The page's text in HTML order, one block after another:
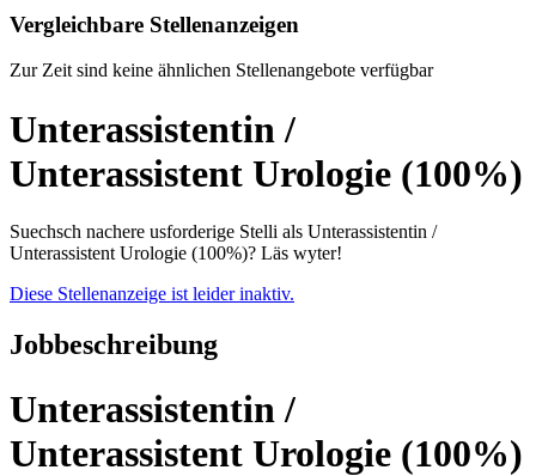
Vergleichbare Stellenanzeigen
Zur Zeit sind keine ähnlichen Stellenangebote verfügbar
Unterassistentin /
Unterassistent Urologie (100%)
Suechsch nachere usforderige Stelli als Unterassistentin /
Unterassistent Urologie (100%)? Läs wyter!
Diese Stellenanzeige ist leider inaktiv.
Jobbeschreibung
Unterassistentin /
Unterassistent Urologie (100%)